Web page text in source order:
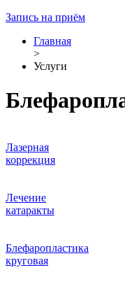
Запись на приём
Главная
>
Услуги
Лазерная
коррекция
Лечение
катаракты
Блефаропластика
круговая